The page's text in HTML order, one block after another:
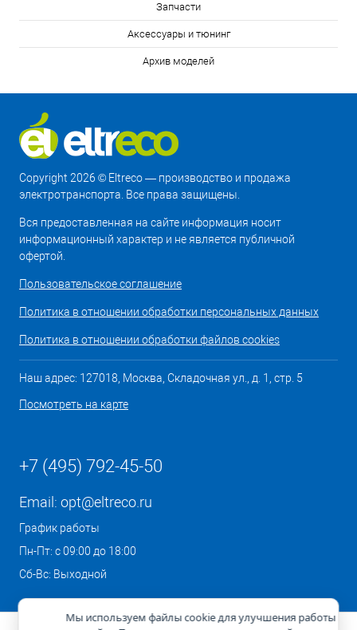
Запчасти
Аксессуары и тюнинг
Архив моделей
Copyright 2026 © Eltreco — производство и продажа
электротранспорта. Все права защищены.
Вся предоставленная на сайте информация носит
информационный характер и не является публичной
офертой.
Пользовательское соглашение
Политика в отношении обработки персональных данных
Политика в отношении обработки файлов cookies
Наш адрес: 127018, Москва, Складочная ул., д. 1, стр. 5
Посмотреть на карте
+7 (495) 792-45-50
Email: opt@eltreco.ru
График работы
Пн-Пт: с 09:00 до 18:00
Сб-Вс: Выходной
Мы используем файлы cookie для улучшения работы